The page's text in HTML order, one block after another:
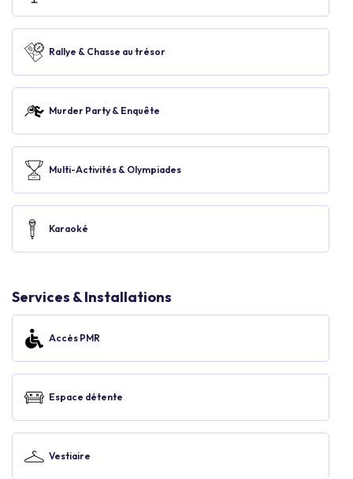
Rallye & Chasse au trésor
Murder Party & Enquête
Multi-Activités & Olympiades
Karaoké
Services & Installations
Accès PMR
Espace détente
Vestiaire